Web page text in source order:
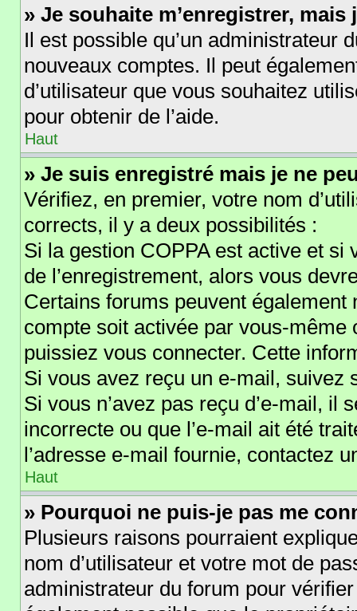
» Je souhaite m’enregistrer, mais
Il est possible qu’un administrateur
nouveaux comptes. Il peut
d’utilisateur que vous souhaitez
pour obtenir de l’aide.
Haut
» Je suis enregistré mais je ne
Vérifiez, en premier, votre nom
corrects, il y a deux possibilités :
Si la gestion COPPA est active et
de l’enregistrement, alors vous
Certains forums peuvent
compte soit activée par vous-
puissiez vous connecter. Cette
Si vous avez reçu un e-mail, suivez
Si vous n’avez pas reçu d’e-mail, il
incorrecte ou que l’e-mail ait été
l’adresse e-mail fournie, contactez
Haut
» Pourquoi ne puis-je pas me
Plusieurs raisons pourraient
nom d’utilisateur et votre mot de
administrateur du forum pour